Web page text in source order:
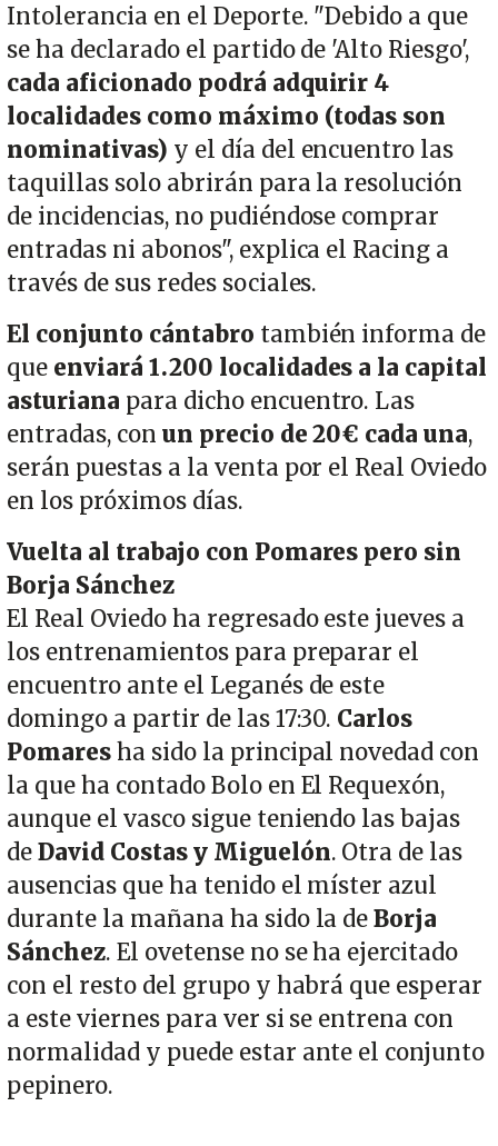
Intolerancia en el Deporte. "Debido a que
se ha declarado el partido de 'Alto Riesgo',
cada aficionado podrá adquirir 4
localidades como máximo (todas son
nominativas) y el día del encuentro las
taquillas solo abrirán para la resolución
de incidencias, no pudiéndose comprar
entradas ni abonos", explica el Racing a
través de sus redes sociales.
El conjunto cántabro también informa de
que enviará 1.200 localidades a la capital
asturiana para dicho encuentro. Las
entradas, con un precio de 20€ cada una,
serán puestas a la venta por el Real Oviedo
en los próximos días.
Vuelta al trabajo con Pomares pero sin
Borja Sánchez
El Real Oviedo ha regresado este jueves a
los entrenamientos para preparar el
encuentro ante el Leganés de este
domingo a partir de las 17:30. Carlos
Pomaresha sido la principal novedad con
la que ha contado Bolo en El Requexón,
aunque el vasco sigue teniendo las bajas
deDavid Costas y Miguelón. Otra de las
ausencias que ha tenido el míster azul
durante la mañana ha sido la deBorja
Sánchez. El ovetense no se ha ejercitado
con el resto del grupo y habrá que esperar
a este viernes para ver si se entrena con
normalidad y puede estar ante el conjunto
pepinero.